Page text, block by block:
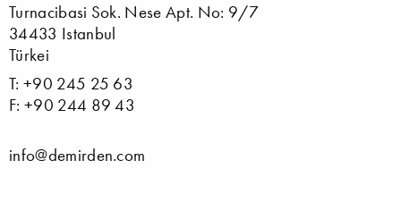
Turnacibasi Sok. Nese Apt. No: 9/7
34433 Istanbul
Türkei
T: +90 245 25 63
F: +90 244 89 43
info@demirden.com